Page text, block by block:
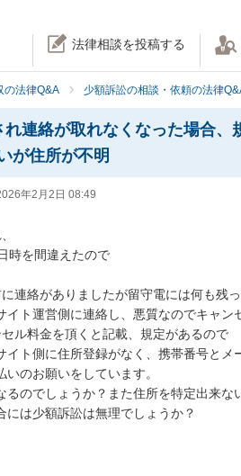
法律相談を投稿する
の法律Q&A 少額訴訟の相談・依頼の法律
連絡が取れなくなった場合、
が住所が不明
年2月2日 08:49
時を間違えたので
連絡がありましたが留守電には何も残
ト運営側に連絡し、悪質なのでキャン
ル料金を頂くと記載、規定があるので
イト側に住所登録がなく、携帯番号とメ
のお願いをしています。
のでしょうか？また住所を特定出来な
は少額訴訟は無理でしょうか？